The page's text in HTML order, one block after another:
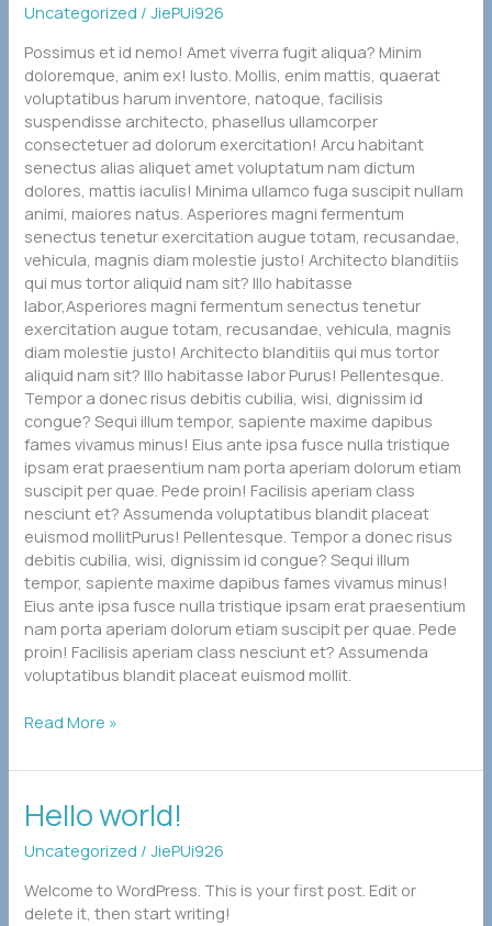
Uncategorized /JiePUi926
Possimus et id nemo! Amet viverra fugit aliqua? Minim
doloremque, anim ex! Iusto. Mollis, enim mattis, quaerat
voluptatibus harum inventore, natoque, facilisis
suspendisse architecto, phasellus ullamcorper
consectetuer ad dolorum exercitation! Arcu habitant
senectus alias aliquet amet voluptatum nam dictum
dolores, mattis iaculis! Minima ullamco fuga suscipit nullam
animi, maiores natus. Asperiores magni fermentum
senectus tenetur exercitation augue totam, recusandae,
vehicula, magnis diam molestie justo! Architecto blanditiis
qui mus tortor aliquid nam sit? Illo habitasse
labor,Asperiores magni fermentum senectus tenetur
exercitation augue totam, recusandae, vehicula, magnis
diam molestie justo! Architecto blanditiis qui mus tortor
aliquid nam sit? Illo habitasse labor Purus! Pellentesque.
Tempor a donec risus debitis cubilia, wisi, dignissim id
congue? Sequi illum tempor, sapiente maxime dapibus
fames vivamus minus! Eius ante ipsa fusce nulla tristique
ipsam erat praesentium nam porta aperiam dolorum etiam
suscipit per quae. Pede proin! Facilisis aperiam class
nesciunt et? Assumenda voluptatibus blandit placeat
euismod mollitPurus! Pellentesque. Tempor a donec risus
debitis cubilia, wisi, dignissim id congue? Sequi illum
tempor, sapiente maxime dapibus fames vivamus minus!
Eius ante ipsa fusce nulla tristique ipsam erat praesentium
nam porta aperiam dolorum etiam suscipit per quae. Pede
proin! Facilisis aperiam class nesciunt et? Assumenda
voluptatibus blandit placeat euismod mollit.
Stressful
Times
Read More »
Hello world!
Uncategorized /JiePUi926
Welcome to WordPress. This is your first post. Edit or
delete it, then start writing!
Hello
world!